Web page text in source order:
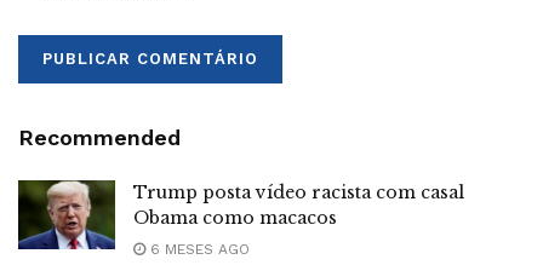
Recommended
Trump posta vídeo racista com casal
Obama como macacos
6 MESES AGO